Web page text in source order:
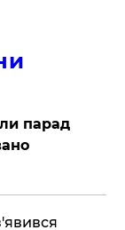
парад